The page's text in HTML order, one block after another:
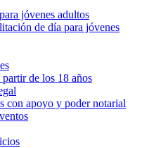
jóvenes adultos
de día para jóvenes
de los 18 años
con apoyo y poder notarial